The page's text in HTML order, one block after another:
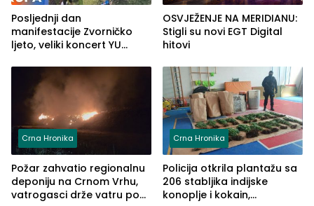
Posljednji dan
manifestacije Zvorničko
ljeto, veliki koncert YU
ove godine
OSVJEŽENJE NA MERIDIANU:
Stigli su novi EGT Digital
hitovi
Crna Hronika
Požar zahvatio regionalnu
deponiju na Crnom Vrhu,
vatrogasci drže vatru pod
Crna Hronika
Policija otkrila plantažu sa
206 stabljika indijske
konoplje i kokain,